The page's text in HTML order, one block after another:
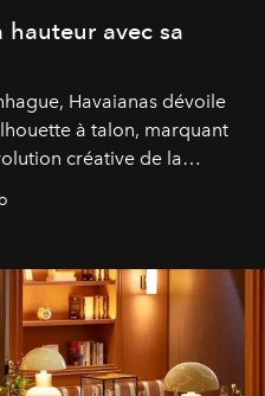
avec sa
Havaianas dévoile
à talon, marquant
créative de la